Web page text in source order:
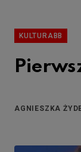
KULTURABB
AGNIESZKA